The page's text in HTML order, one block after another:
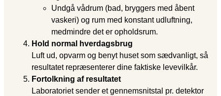
Undgå vådrum (bad, bryggers med åbent
vaskeri) og rum med konstant udluftning,
medmindre det er opholdsrum.
Hold normal hverdagsbrug
Luft ud, opvarm og benyt huset som sædvanligt, så
resultatet repræsenterer dine faktiske levevilkår.
Fortolkning af resultatet
Laboratoriet sender et gennemsnitstal pr. detektor